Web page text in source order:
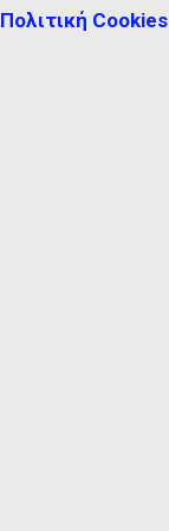
Πολιτική Cookies